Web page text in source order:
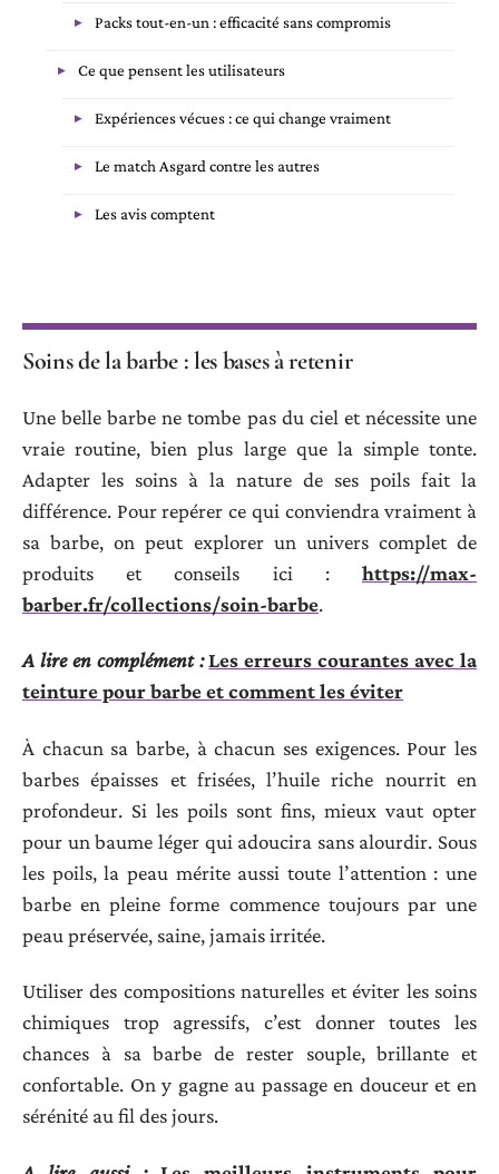
Packs tout-en-un : efficacité sans compromis
Ce que pensent les utilisateurs
Expériences vécues : ce qui change vraiment
Le match Asgard contre les autres
Les avis comptent
Soins de la barbe : les bases à retenir
Une belle barbe ne tombe pas du ciel et nécessite une
vraie routine, bien plus large que la simple tonte.
Adapter les soins à la nature de ses poils fait la
différence. Pour repérer ce qui conviendra vraiment à
sa barbe, on peut explorer un univers complet de
produits et conseils ici : https://max-
barber.fr/collections/soin-barbe.
A lire en complément : Les erreurs courantes avec la
teinture pour barbe et comment les éviter
À chacun sa barbe, à chacun ses exigences. Pour les
barbes épaisses et frisées, l’huile riche nourrit en
profondeur. Si les poils sont fins, mieux vaut opter
pour un baume léger qui adoucira sans alourdir. Sous
les poils, la peau mérite aussi toute l’attention : une
barbe en pleine forme commence toujours par une
peau préservée, saine, jamais irritée.
Utiliser des compositions naturelles et éviter les soins
chimiques trop agressifs, c’est donner toutes les
chances à sa barbe de rester souple, brillante et
confortable. On y gagne au passage en douceur et en
sérénité au fil des jours.